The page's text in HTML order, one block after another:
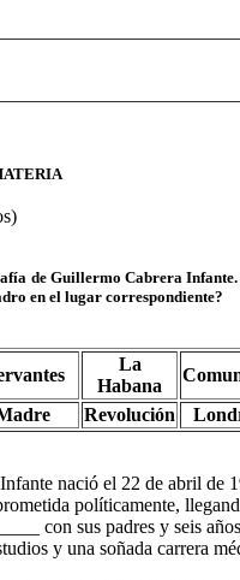
de Guillermo Cabrera
en el lugar correspondiente?
La
Habana
Revolución
nació el 22 de abril de
políticamente,
con sus padres y seis
y una soñada carrera